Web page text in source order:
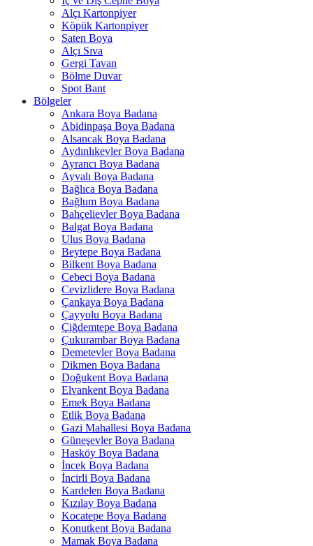
Alçı Kartonpiyer
Köpük Kartonpiyer
Saten Boya
Alçı Sıva
Gergi Tavan
Bölme Duvar
Spot Bant
Bölgeler
Ankara Boya Badana
Abidinpaşa Boya Badana
Alsancak Boya Badana
Aydınlıkevler Boya Badana
Ayrancı Boya Badana
Ayvalı Boya Badana
Bağlıca Boya Badana
Bağlum Boya Badana
Bahçelievler Boya Badana
Balgat Boya Badana
Ulus Boya Badana
Beytepe Boya Badana
Bilkent Boya Badana
Cebeci Boya Badana
Cevizlidere Boya Badana
Çankaya Boya Badana
Çayyolu Boya Badana
Çiğdemtepe Boya Badana
Çukurambar Boya Badana
Demetevler Boya Badana
Dikmen Boya Badana
Doğukent Boya Badana
Elvankent Boya Badana
Emek Boya Badana
Etlik Boya Badana
Gazi Mahallesi Boya Badana
Güneşevler Boya Badana
Hasköy Boya Badana
İncek Boya Badana
İncirli Boya Badana
Kardelen Boya Badana
Kızılay Boya Badana
Kocatepe Boya Badana
Konutkent Boya Badana
Mamak Boya Badana